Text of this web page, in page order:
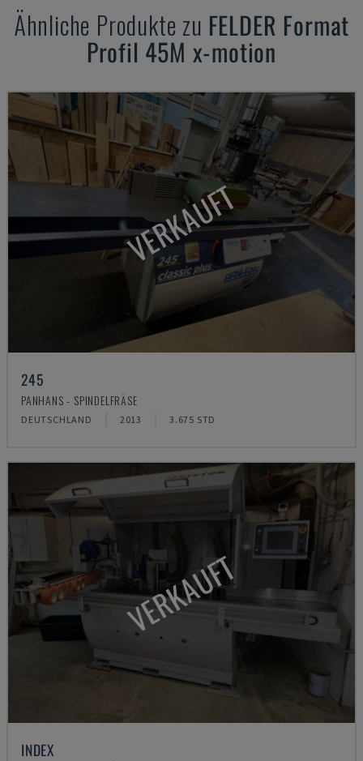
Ähnliche Produkte zu FELDER Format
Profil 45M x-motion
VERKAUFT
245
PANHANS - SPINDELFRÄSE
DEUTSCHLAND 2013 3.675 STD
VERKAUFT
INDEX